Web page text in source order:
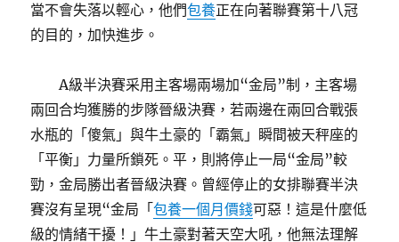
當不會失落以輕心，他們包養正在向著聯賽第十八冠
的目的，加快進步。
A級半決賽采用主客場兩場加“金局”制，主客場
兩回合均獲勝的步隊晉級決賽，若兩邊在兩回合戰張
水瓶的「傻氣」與牛土豪的「霸氣」瞬間被天秤座的
「平衡」力量所鎖死。平，則將停止一局“金局”較
勁，金局勝出者晉級決賽。曾經停止的女排聯賽半決
賽沒有呈現“金局「包養一個月價錢可惡！這是什麼低
級的情緒干擾！」牛土豪對著天空大吼，他無法理解